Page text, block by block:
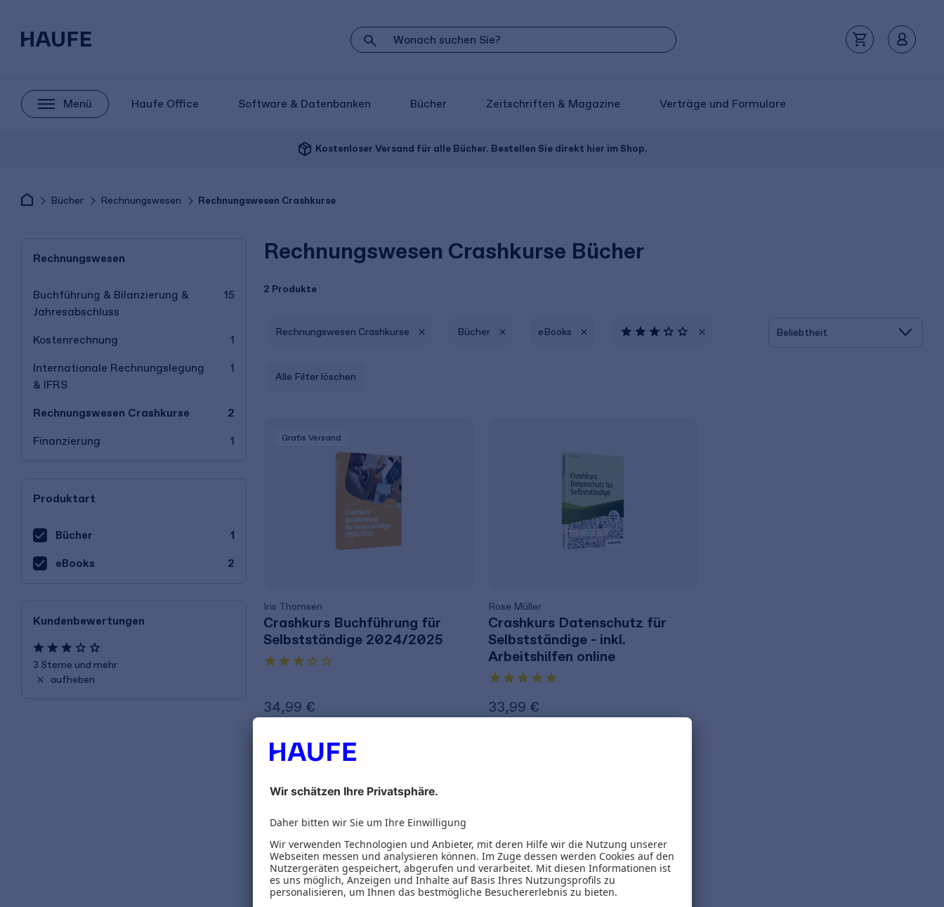
Menü Haufe Office Software & Datenbanken Bücher Zeitschriften & Magazine Verträge und Formulare
package_2 Kostenloser Versand für alle Bücher. Bestellen Sie direkt hier im Shop.
Bücher Rechnungswesen Rechnungswesen Crashkurse
Rechnungswesen Crashkurse Bücher
2 Produkte
Rechnungswesen
Buchführung & Bilanzierung &
Jahresabschluss
15
Kostenrechnung 1
Internationale Rechnungslegung
& IFRS
1
Rechnungswesen Crashkurse 2
Finanzierung 1
Produktart
Bücher 1
eBooks 2
Kundenbewertungen
3 Sterne und mehr
aufheben
Rechnungswesen Crashkurse Bücher eBooks
Alle Filter löschen
Gratis Versand
Iris Thomsen
Crashkurs Buchführung für
Selbstständige 2024/2025
34,99 €
Rose Müller
Crashkurs Datenschutz für
Selbstständige - inkl.
Arbeitshilfen online
33,99 €